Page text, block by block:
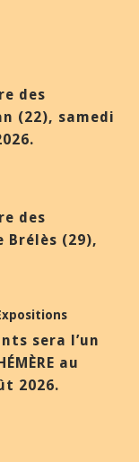
des
(22), samedi
des
Brélès (29),
sera l’un
au
2026.